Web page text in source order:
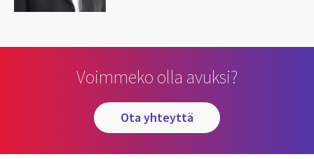
Voimmeko olla avuksi?
ota yhteyttä